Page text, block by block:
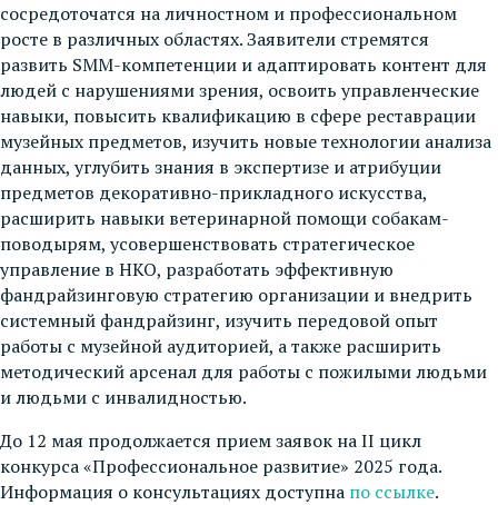
сосредоточатся на личностном и профессиональном
росте в различных областях. Заявители стремятся
развить SMM-компетенции и адаптировать контент для
людей с нарушениями зрения, освоить управленческие
навыки, повысить квалификацию в сфере реставрации
музейных предметов, изучить новые технологии анализа
данных, углубить знания в экспертизе и атрибуции
предметов декоративно-прикладного искусства,
расширить навыки ветеринарной помощи собакам-
поводырям, усовершенствовать стратегическое
управление в НКО, разработать эффективную
фандрайзинговую стратегию организации и внедрить
системный фандрайзинг, изучить передовой опыт
работы с музейной аудиторией, а также расширить
методический арсенал для работы с пожилыми людьми
и людьми с инвалидностью.
До 12 мая продолжается прием заявок на II цикл
конкурса «Профессиональное развитие» 2025 года.
Информация о консультациях доступна по ссылке.